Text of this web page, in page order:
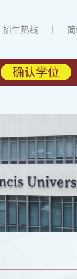
招生热线
确认学位